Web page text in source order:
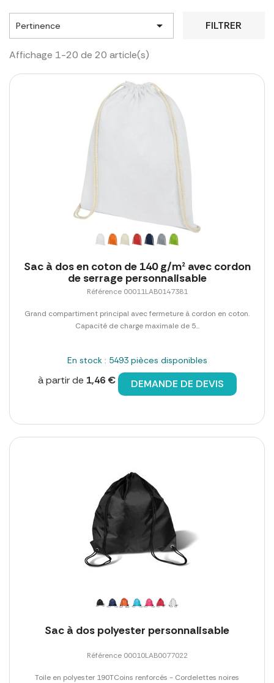
Pertinence  FILTRER
Affichage 1-20 de 20 article(s)
Sac à dos en coton de 140 g/m² avec cordon
de serrage personnalisable
Référence 00011LAB0147381
Grand compartiment principal avec fermeture à cordon en coton.
Capacité de charge maximale de 5...
En stock : 5493 pièces disponibles
à partir de 1,46 € DEMANDE DE DEVIS
Sac à dos polyester personnalisable
Référence 00010LAB0077022
Toile en polyester 190TCoins renforcés - Cordelettes noires